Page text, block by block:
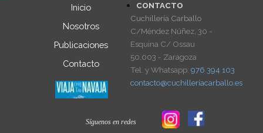
CONTACTO
Cuchillería Carballo
C/Méndez Núñez, 30 -
Esquina C/ Ossau
50.003 - Zaragoza
Tel. y Whatsapp: 976 394 103
contacto@cuchilleríacarballo.es
Inicio
Nosotros
Publicaciones
Contacto
Síguenos en redes